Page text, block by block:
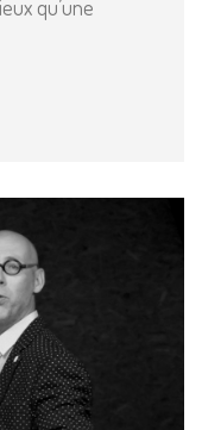
qu’une